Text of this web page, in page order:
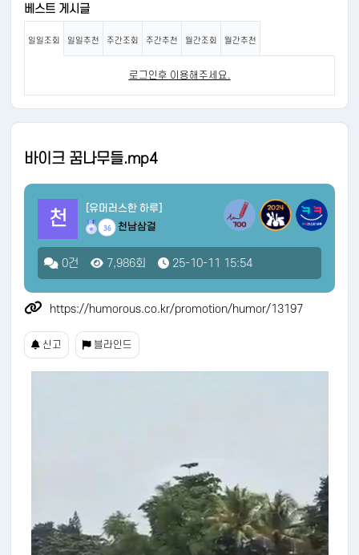
베스트 게시글
일일조회 일일추천 주간조회 주간추천 월간조회 월간추천
로그인후 이용해주세요.
바이크 꿈나무들.mp4
천 [유머러스한 하루]
36 천남삼걸
0건 7,986회 25-10-11 15:54
https://humorous.co.kr/promotion/humor/13197
신고 블라인드